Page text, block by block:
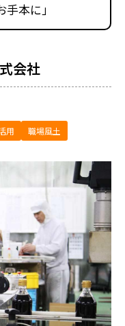
本に」
会社
用 職場風土